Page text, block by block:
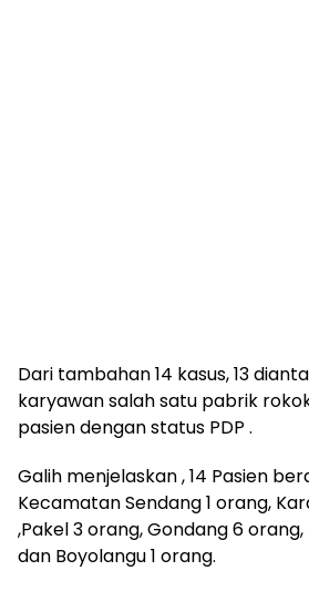
Dari tambahan 14 kasus, 13
karyawan salah satu pabrik
pasien dengan status PDP .
Galih menjelaskan , 14 Pasien
Kecamatan Sendang 1 orang,
,Pakel 3 orang, Gondang 6
dan Boyolangu 1 orang.